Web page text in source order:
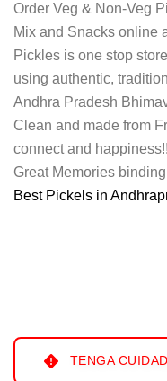
Order Veg & Non-Veg
Mix and Snacks online
Pickles is one stop
using authentic,
Andhra Pradesh
Clean and made from
connect and
Great Memories
Best Pickels in
TENGA